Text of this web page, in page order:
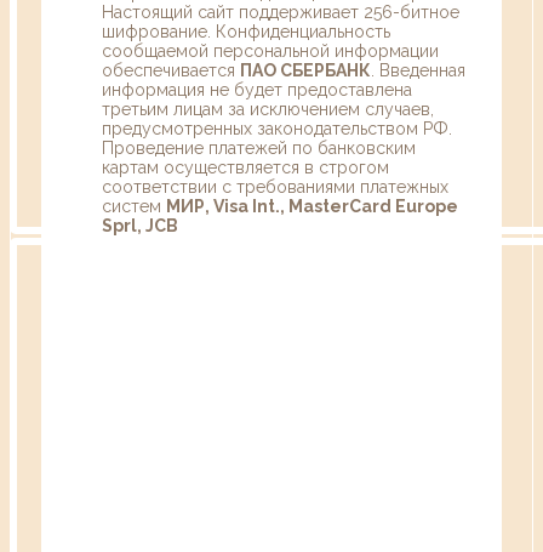
Настоящий сайт поддерживает 256-битное
шифрование. Конфиденциальность
сообщаемой персональной информации
обеспечивается ПАО СБЕРБАНК . Введенная
информация не будет предоставлена
третьим лицам за исключением случаев,
предусмотренных законодательством РФ.
Проведение платежей по банковским
картам осуществляется в строгом
соответствии с требованиями платежных
систем МИР, Visa Int., MasterCard Europe
Sprl, JCB